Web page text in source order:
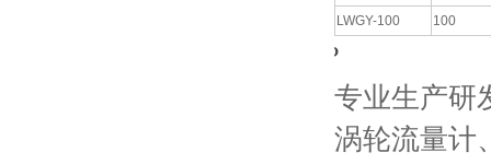
LWGY-100
100
?
专业生产研
涡轮流量计